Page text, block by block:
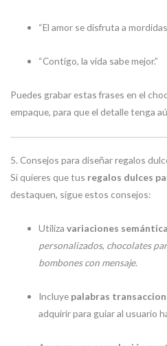
“El amor se disfruta a
“Contigo, la vida sabe mejor.”
Puedes grabar estas frases en el
empaque, para que el detalle tenga
5. Consejos para diseñar regalos
Si quieres que tus regalos dulces
destaquen, sigue estos consejos:
Utilizavariaciones
personalizados, chocolates
bombones con mensaje.
Incluye palabras
adquirir para guiar al usuario